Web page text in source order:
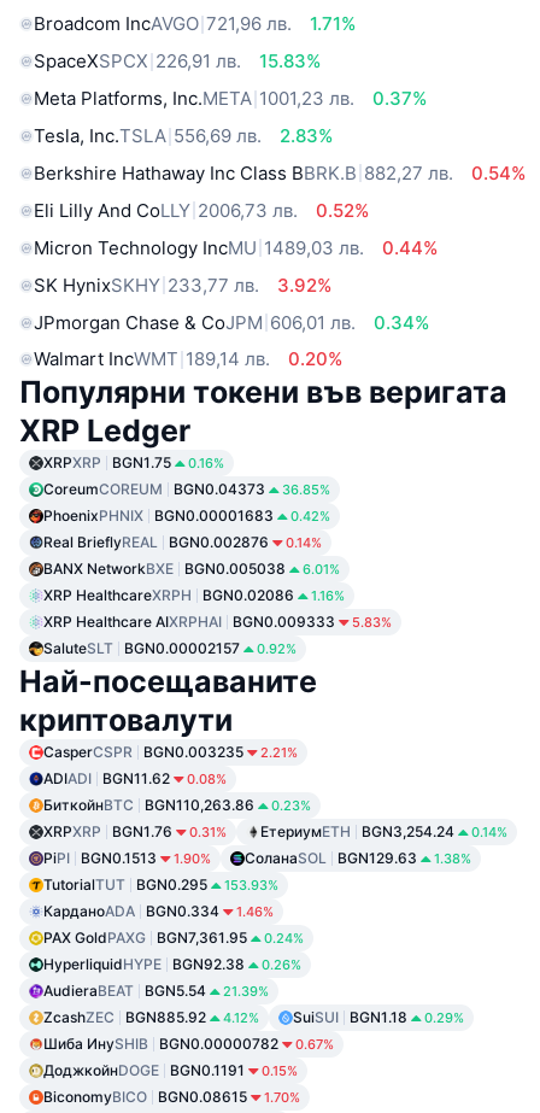
Broadcom IncAVGO 721,96 лв.
1.71%
SpaceXSPCX 226,91 лв.
15.83%
Meta Platforms, Inc.META 1001,23 лв.
0.37%
Tesla, Inc.TSLA 556,69 лв.
2.83%
Berkshire Hathaway Inc Class BBRK.B 882,27 лв.
0.54%
Eli Lilly And CoLLY 2006,73 лв.
0.52%
Micron Technology IncMU 1489,03 лв.
0.44%
SK HynixSKHY 233,77 лв.
3.92%
JPmorgan Chase & CoJPM 606,01 лв.
0.34%
Walmart IncWMT 189,14 лв. 0.20%
Популярни токени във веригата
XRP Ledger
XRPXRP BGN1.75 0.16%
CoreumCOREUM BGN0.04373 36.85%
PhoenixPHNIX BGN0.00001683 0.42%
Real BrieflyREAL BGN0.002876 0.14%
BANX NetworkBXE BGN0.005038 6.01%
XRP HealthcareXRPH BGN0.02086 1.16%
XRP Healthcare AIXRPHAI BGN0.009333 5.83%
SaluteSLT BGN0.00002157 0.92%
Най-посещаваните
криптовалути
CasperCSPR BGN0.003235 2.21%
ADIADI BGN11.62 0.08%
БиткойнBTC BGN110,263.86 0.23%
XRPXRP BGN1.76 0.31% ЕтериумETH BGN3,254.24 0.14%
PiPI BGN0.1513 1.90% СоланаSOL BGN129.63 1.38%
TutorialTUT BGN0.295 153.93%
КарданоADA BGN0.334 1.46%
PAX GoldPAXG BGN7,361.95 0.24%
HyperliquidHYPE BGN92.38 0.26%
AudieraBEAT BGN5.54 21.39%
ZcashZEC BGN885.92 4.12% SuiSUI BGN1.18 0.29%
Шиба ИнуSHIB BGN0.00000782 0.67%
ДоджкойнDOGE BGN0.1191 0.15%
BiconomyBICO BGN0.08615 1.70%